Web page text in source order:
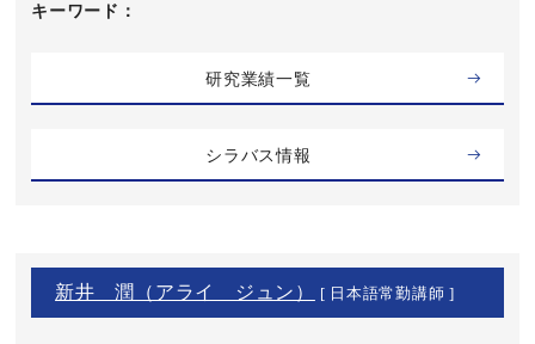
キーワード
研究業績一覧
シラバス情報
新井 潤（アライ ジュン） [ 日本語常勤講師 ]